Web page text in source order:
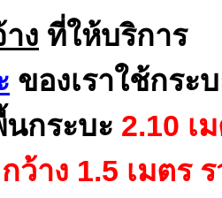
ง ที่ให้บริการ
ของเราใช้กระ
กระบะ 2.10 เ
กว้าง 1.5 เมตร